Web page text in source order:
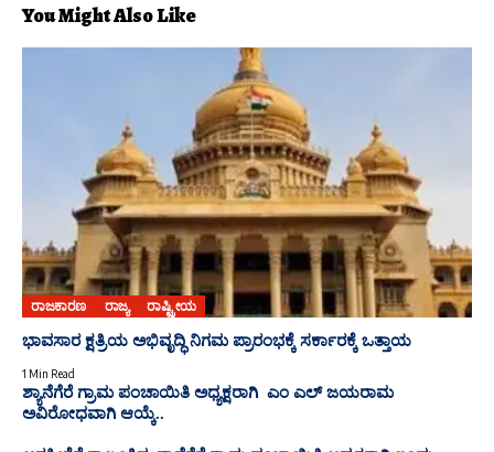
You Might Also Like
ರಾಜಕಾರಣ ರಾಜ್ಯ ರಾಷ್ಟ್ರೀಯ
ಭಾವಸಾರ ಕ್ಷತ್ರಿಯ ಅಭಿವೃದ್ಧಿ ನಿಗಮ ಪ್ರಾರಂಭಕ್ಕೆ ಸರ್ಕಾರಕ್ಕೆ ಒತ್ತಾಯ
1 Min Read
ಶ್ಯಾನೆಗೆರೆ ಗ್ರಾಮ ಪಂಚಾಯಿತಿ ಅಧ್ಯಕ್ಷರಾಗಿ ಎಂ ಎಲ್ ಜಯರಾಮ
ಅವಿರೋಧವಾಗಿ ಆಯ್ಕೆ..